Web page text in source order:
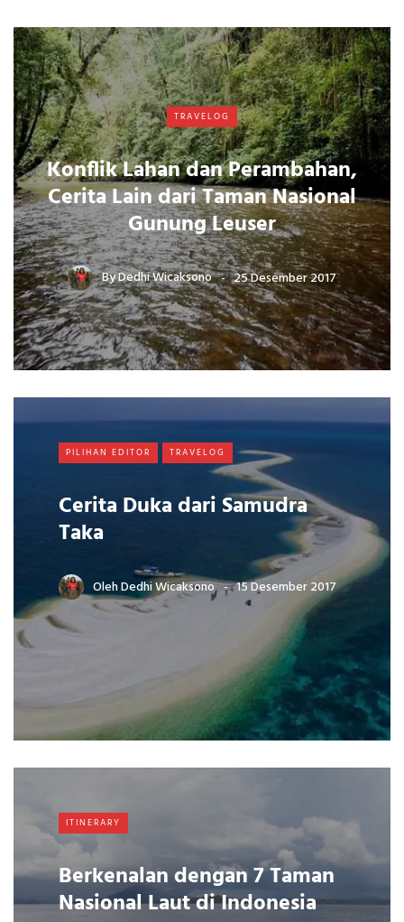
TRAVELOG
Konflik Lahan dan Perambahan,
Cerita Lain dari Taman Nasional
Gunung Leuser
ByDedhi Wicaksono 25 Desember 2017
PILIHAN EDITOR TRAVELOG
Cerita Duka dari Samudra
Taka
OlehDedhi Wicaksono 15 Desember 2017
ITINERARY
Berkenalan dengan 7 Taman
Nasional Laut di Indonesia